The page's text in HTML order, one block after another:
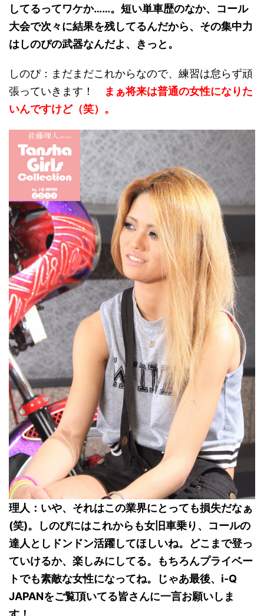
してるってワケか……。短い単車歴のなか、コール
大会で次々に結果を残してるんだから、その集中力
はしのぴの武器なんだよ、きっと。
しのぴ：まだまだこれからなので、練習は怠らず頑
張っていきます！
まぁ将来は普通の女性になりた
いんですけど（笑）。
理人：いや、それはこの業界にとっても損失だなぁ
(笑)。しのぴにはこれからも女旧車乗り、コールの
達人としドンドン活躍してほしいね。どこまで登っ
ていけるか、楽しみにしてる。もちろんプライベー
トでも素敵な女性になってね。じゃあ最後、i-Q
JAPANをご覧頂いてる皆さんに一言お願いしま